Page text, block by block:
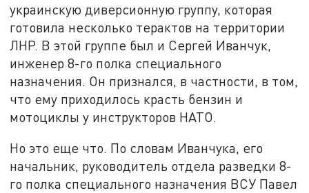
украинскую диверсионную группу, которая
готовила несколько терактов на территории
ЛНР. В этой группе был и Сергей Иванчук,
инженер 8-го полка специального
назначения. Он признался, в частности, в том,
что ему приходилось красть бензин и
мотоциклы у инструкторов НАТО.
Но это еще что. По словам Иванчука, его
начальник, руководитель отдела разведки 8-
го полка специального назначения ВСУ Павел